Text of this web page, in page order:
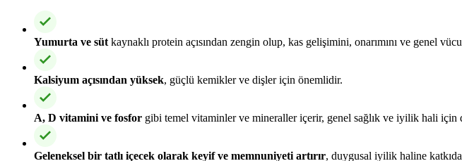
Yumurta ve süt kaynaklı protein açısından zengin olup, kas gelişimini, onarımını ve genel
Kalsiyum açısından yüksek, güçlü kemikler ve dişler için önemlidir.
A, D vitamini ve fosfor gibi temel vitaminler ve mineraller içerir, genel sağlık ve iyilik hali için
Geleneksel bir tatlı içecek olarak keyif ve memnuniyeti artırır, duygusal iyilik haline